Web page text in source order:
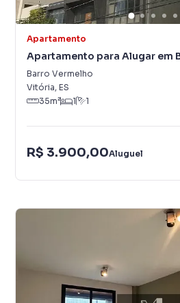
Apartamento
Apartamento para Alugar em
Barro Vermelho
Vitória, ES
35m² 1 1
R$ 3.900,00Aluguel